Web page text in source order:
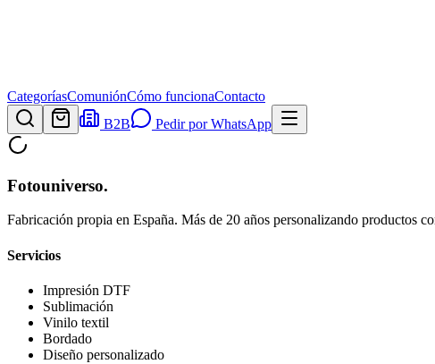
CategoríasComuniónCómo funcionaContacto
B2B
Pedir por WhatsApp
Fotouniverso.
Fabricación propia en España. Más de 20 años personalizando productos
Servicios
Impresión DTF
Sublimación
Vinilo textil
Bordado
Diseño personalizado